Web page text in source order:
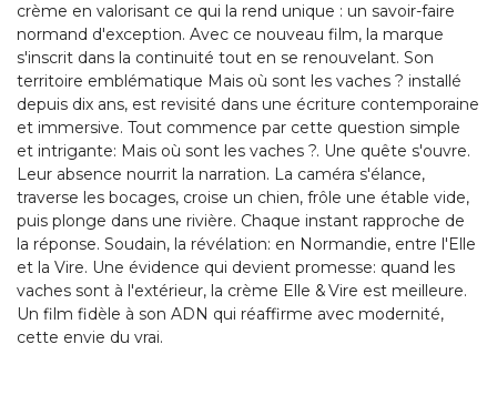
crème en valorisant ce qui la rend unique : un savoir-faire
normand d'exception. Avec ce nouveau film, la marque
s'inscrit dans la continuité tout en se renouvelant. Son
territoire emblématique Mais où sont les vaches ? installé
depuis dix ans, est revisité dans une écriture contemporaine
et immersive. Tout commence par cette question simple
et intrigante: Mais où sont les vaches ?. Une quête s'ouvre.
Leur absence nourrit la narration. La caméra s'élance,
traverse les bocages, croise un chien, frôle une étable vide,
puis plonge dans une rivière. Chaque instant rapproche de
la réponse. Soudain, la révélation: en Normandie, entre l'Elle
et la Vire. Une évidence qui devient promesse: quand les
vaches sont à l'extérieur, la crème Elle & Vire est meilleure.
Un film fidèle à son ADN qui réaffirme avec modernité,
cette envie du vrai.